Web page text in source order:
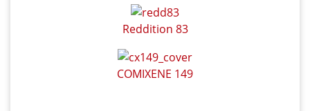
COMIXENE 149